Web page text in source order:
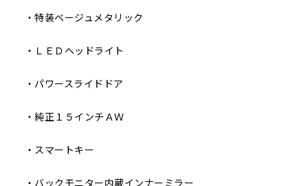
・特装ベージュメタリック
・ＬＥＤヘッドライト
・パワースライドドア
・純正１５インチＡＷ
・スマートキー
・バックモニター内蔵インナーミラー